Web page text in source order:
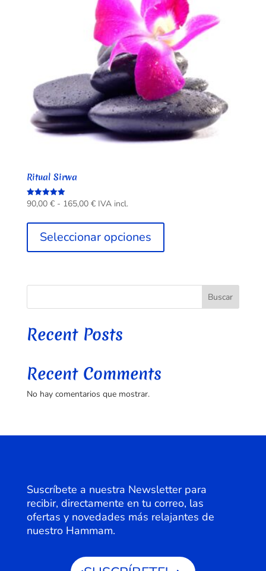
elegir
en
la
página
de
producto
Ritual Sirwa
Valorado
de 5
90,00 € - 165,00 €Rango
desde
165,00 €
IVA incl.
Seleccionar opciones
Las
se
Buscar
Recent Posts
Recent Comments
No hay comentarios que mostrar.
Suscríbete a nuestra Newsletter para
recibir, directamente en tu correo, las
ofertas y novedades más relajantes de
nuestro Hammam.